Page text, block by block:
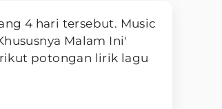
4 hari tersebut. Music
Malam Ini'
potongan lirik lagu